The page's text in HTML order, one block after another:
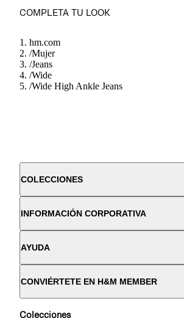
COMPLETA TU LOOK
hm.com
/Mujer
/Jeans
/Wide
/Wide High Ankle Jeans
COLECCIONES
INFORMACIÓN CORPORATIVA
AYUDA
CONVIÉRTETE EN H&M MEMBER
Colecciones